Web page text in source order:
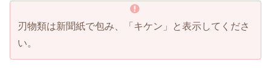
刃物類は新聞紙で包み、「キケン」と表示してくださ
い。